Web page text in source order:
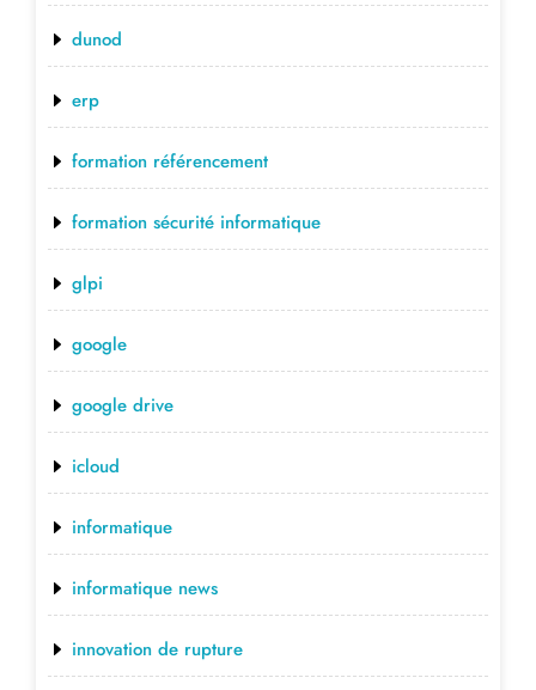
dunod
erp
formation référencement
formation sécurité informatique
glpi
google
google drive
icloud
informatique
informatique news
innovation de rupture